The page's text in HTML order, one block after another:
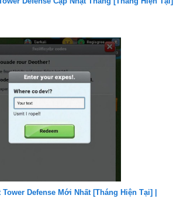
Defense Mới Nhất [Tháng Hiện Tại] |